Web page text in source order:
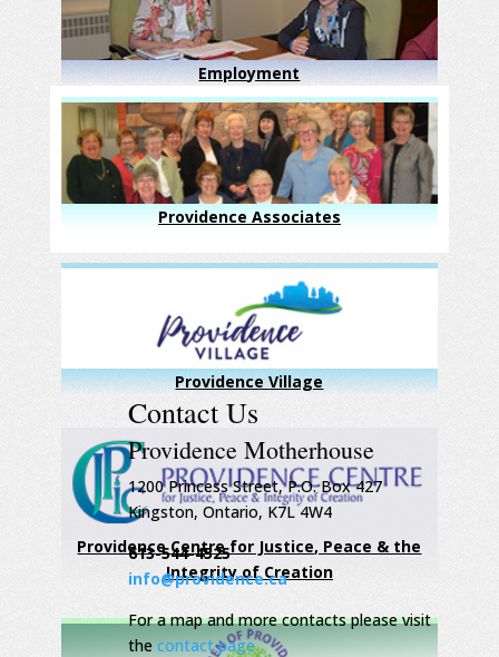
Employment
Providence Associates
Providence Village
Providence Centre for Justice, Peace & the
Integrity of Creation
Contact Us
Providence Motherhouse
1200 Princess Street, P.O. Box 427
Kingston, Ontario, K7L 4W4
613-544-4525
info@providence.ca
For a map and more contacts please visit
the contact page